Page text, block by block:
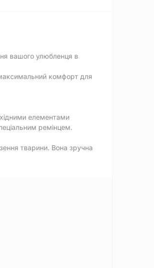
вашого улюбленця в
максимальний комфорт для
елементами
ремінцем.
тварини. Вона зручна